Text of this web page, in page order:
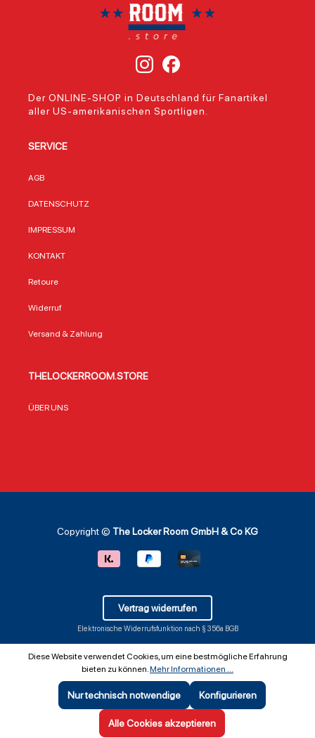
Der ONLINE-SHOP in Deutschland für Fanartikel
aller US-amerikanischen Sportligen.
SERVICE
AGB
DATENSCHUTZ
IMPRESSUM
KONTAKT
Retoure
Widerruf
Versand & Zahlung
THELOCKERROOM.STORE
ÜBER UNS
Copyright © The Locker Room GmbH & Co KG
Vertrag widerrufen
Elektronische Widerrufsfunktion nach § 356a BGB
Diese Website verwendet Cookies, um eine bestmögliche Erfahrung
bieten zu können.Mehr Informationen ...
Nur technisch notwendige Konfigurieren
Alle Cookies akzeptieren
SEHR GUT (5 / 5)
Bewertungen bei: ebay.de, shopvote.de ⓘ
Informationen zur Echtheit der Bewertungen